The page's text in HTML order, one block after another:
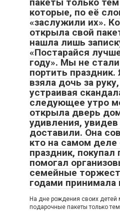
пакеты только
которые, по её
«заслужили их».
открыла свой
нашла лишь
«Постарайся
году». Мы не
портить праздник.
взяла дочь за
устраивая
следующее утро
открыла дверь
удивления,
доставили. Она
кто на самом деле
праздник, покупал
помогал
семейные
годами принимала
На дне рождения своих детей
подарочные пакеты только